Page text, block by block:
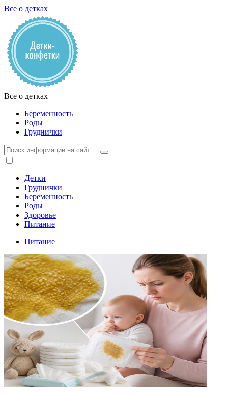
Все о детках
Все о детках
Беременность
Роды
Груднички
Детки
Груднички
Беременность
Роды
Здоровье
Питание
Питание